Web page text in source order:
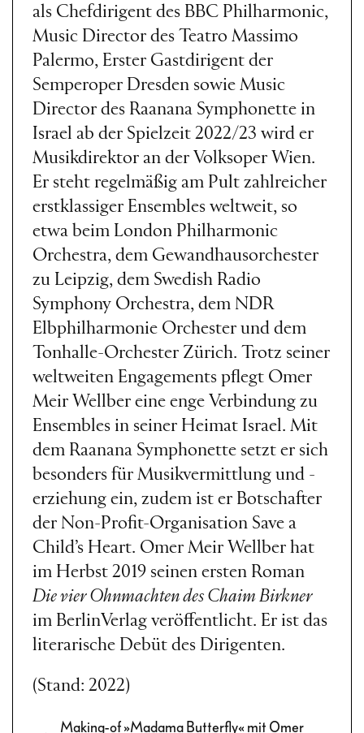
als Chefdirigent des BBC Philharmonic,
Music Director des Teatro Massimo
Palermo, Erster Gastdirigent der
Semperoper Dresden sowie Music
Director des Raanana Symphonette in
Israel ab der Spielzeit 2022/23 wird er
Musikdirektor an der Volksoper Wien.
Er steht regelmäßig am Pult zahlreicher
erstklassiger Ensembles weltweit, so
etwa beim London Philharmonic
Orchestra, dem Gewandhausorchester
zu Leipzig, dem Swedish Radio
Symphony Orchestra, dem NDR
Elbphilharmonie Orchester und dem
Tonhalle-Orchester Zürich. Trotz seiner
weltweiten Engagements pflegt Omer
Meir Wellber eine enge Verbindung zu
Ensembles in seiner Heimat Israel. Mit
dem Raanana Symphonette setzt er sich
besonders für Musikvermittlung und -
erziehung ein, zudem ist er Botschafter
der Non-Profit-Organisation Save a
Child’s Heart. Omer Meir Wellber hat
im Herbst 2019 seinen ersten Roman
Die vier Ohnmachten des Chaim Birkner
im BerlinVerlag veröffentlicht. Er ist das
literarische Debüt des Dirigenten.
(Stand: 2022)
Making-of »Madama Butterfly« mit Omer